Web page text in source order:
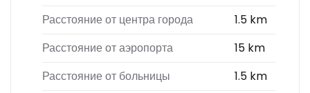
Расстояние от центра города
1.5 km
Расстояние от аэропорта
15 km
Расстояние от больницы
1.5 km